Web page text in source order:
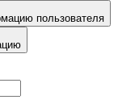
пользователя